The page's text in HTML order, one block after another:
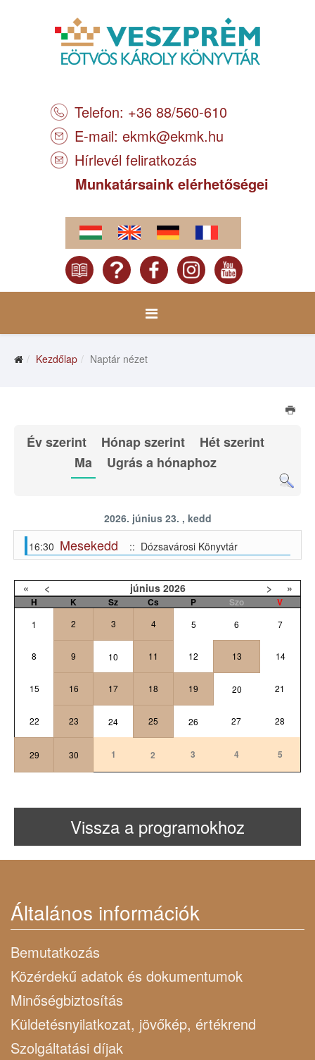
Telefon: +36 88/560-610
E-mail: ekmk@ekmk.hu
Hírlevél feliratkozás
Munkatársaink elérhetőségei
Kezdőlap Naptár nézet
Év szerint Hónap szerint
Hét szerint
Ma
Ugrás a hónaphoz
2026. június 23. , kedd
16:30 Mesekedd :: Dózsavárosi Könyvtár
« < június 2026 > »
H K Sz Cs P Szo V
1 2 3 4 5 6 7
8 9 10 11 12 13 14
15 16 17 18 19 20 21
22 23 24 25 26 27 28
29 30 1 2 3 4 5
Vissza a programokhoz
Általános információk
Bemutatkozás
Közérdekű adatok és dokumentumok
Minőségbiztosítás
Küldetésnyilatkozat, jövőkép, értékrend
Szolgáltatási díjak